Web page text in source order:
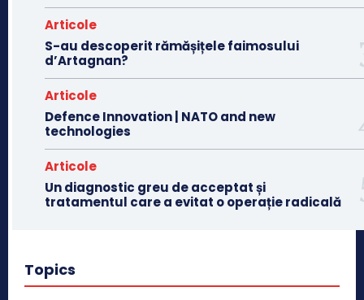
Articole
S-au descoperit rămășițele faimosului
d’Artagnan?
Articole
Defence Innovation | NATO and new
technologies
Articole
Un diagnostic greu de acceptat și
tratamentul care a evitat o operație radicală
Topics